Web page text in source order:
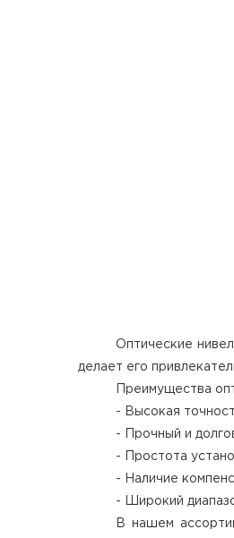
Оптические
делает его
Преимущества
- Высокая
- Прочный и
- Простота
- Наличие
- Широкий
В нашем